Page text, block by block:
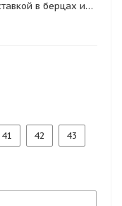
в берцах и
шнурках, с
Размеры 36 –
Р 12.4.187-97
41 42 43